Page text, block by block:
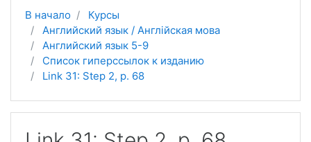
В начало
Курсы
Английский язык / Англійская мова
Английский язык 5-9
Список гиперссылок к изданию
Link 31: Step 2, p. 68